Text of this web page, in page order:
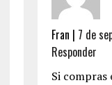
Fran | 7 de
Responder
Si compras